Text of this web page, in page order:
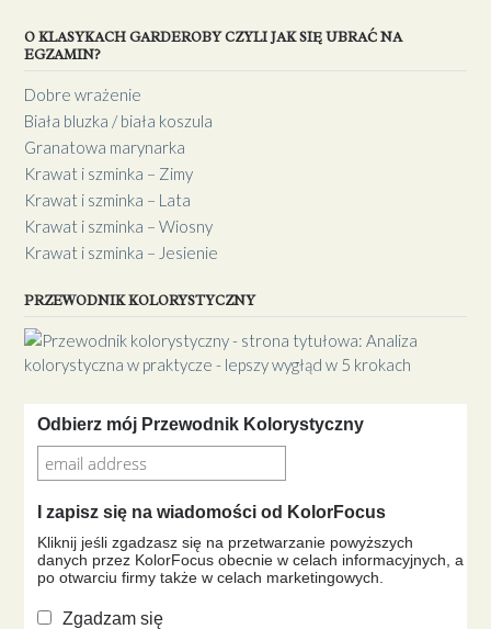
O KLASYKACH GARDEROBY CZYLI JAK SIĘ UBRAĆ NA
EGZAMIN?
Dobre wrażenie
Biała bluzka / biała koszula
Granatowa marynarka
Krawat i szminka – Zimy
Krawat i szminka – Lata
Krawat i szminka – Wiosny
Krawat i szminka – Jesienie
PRZEWODNIK KOLORYSTYCZNY
Odbierz mój Przewodnik Kolorystyczny
I zapisz się na wiadomości od KolorFocus
Kliknij jeśli zgadzasz się na przetwarzanie powyższych
danych przez KolorFocus obecnie w celach informacyjnych, a
po otwarciu firmy także w celach marketingowych.
Zgadzam się